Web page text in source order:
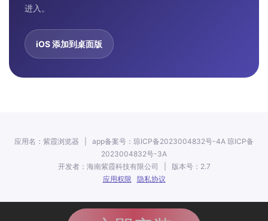
进入。
iOS 添加到桌面版
应用名：紫霞浏览器 | app备案号：琼ICP备2023004832号-4A 琼ICP备
2023004832号-3A
开发者：海南紫霞科技有限公司 | 版本号：2.7
应用权限
隐私协议